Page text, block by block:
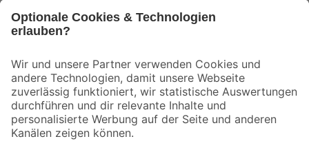
Der toom Newsletter: Keine Angebote und Aktionen mehr verpassen!
Zur Newsletter Anmeldung
Folge uns